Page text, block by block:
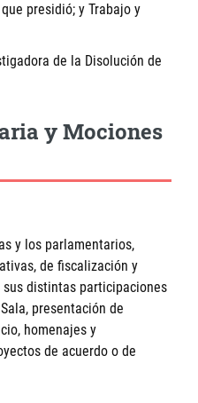
presidió; y Trabajo y
de la Disolución de
y Mociones
y los parlamentarios,
de fiscalización y
distintas participaciones
presentación de
homenajes y
de acuerdo o de